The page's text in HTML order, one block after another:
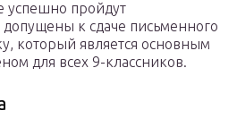
успешно пройдут
допущены к сдаче письменного
который является основным
для всех 9-классников.